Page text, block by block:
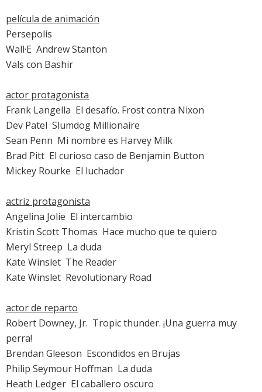
película de animación
Persepolis
Wall·E  Andrew Stanton
Vals con Bashir
actor protagonista
Frank Langella El desafío. Frost contra Nixon
Dev Patel Slumdog Millionaire
Sean Penn Mi nombre es Harvey Milk
Brad Pitt El curioso caso de Benjamin Button
Mickey Rourke El luchador
actriz protagonista
Angelina Jolie El intercambio
Kristin Scott Thomas Hace mucho que te quiero
Meryl Streep La duda
Kate Winslet The Reader
Kate Winslet Revolutionary Road
actor de reparto
Robert Downey, Jr. Tropic thunder. ¡Una guerra muy
perra!
Brendan Gleeson Escondidos en Brujas
Philip Seymour Hoffman La duda
Heath Ledger El caballero oscuro